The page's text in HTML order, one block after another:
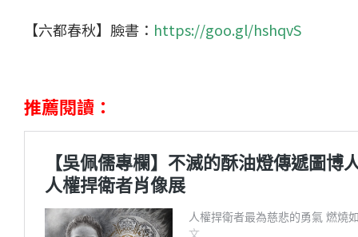
【六都春秋】臉書： https://goo.gl/hshqvS
推薦閱讀：